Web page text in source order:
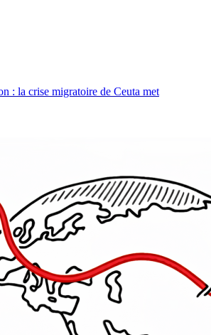
: la crise migratoire de Ceuta met